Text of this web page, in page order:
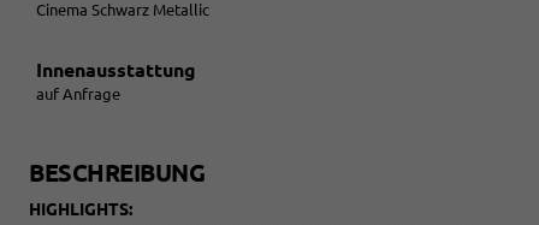
Cinema Schwarz Metallic
Innenausstattung
auf Anfrage
BESCHREIBUNG
HIGHLIGHTS: